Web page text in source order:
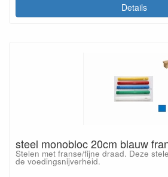
Details
steel monobloc 20cm blauw
Stelen met franse/fijne draad. Deze
de voedingsnijverheid.